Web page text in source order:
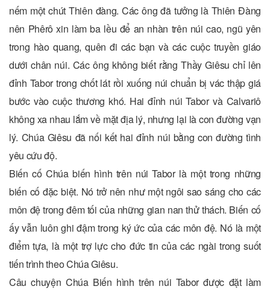
nếm một chút Thiên đàng. Các ông đã tưởng là Thiên Đàng
nên Phêrô xin làm ba lều để an nhàn trên núi cao, ngũ yên
trong hào quang, quên đi các bạn và các cuộc truyền giáo
dưới chân núi. Các ông không biết rằng Thầy Giêsu chỉ lên
đỉnh Tabor trong chốt lát rồi xuống núi chuẩn bị vác thập giá
bước vào cuộc thương khó. Hai đỉnh núi Tabor và Calvariô
không xa nhau lắm về mặt địa lý, nhưng lại là con đường vạn
lý. Chúa Giêsu đã nối kết hai đỉnh núi bằng con đường tình
yêu cứu độ.
Biến cố Chúa biến hình trên núi Tabor là một trong những
biến cố đặc biệt. Nó trở nên như một ngôi sao sáng cho các
môn đệ trong đêm tối của những gian nan thử thách. Biến cố
ấy vẫn luôn ghi đậm trong ký ức của các môn đệ. Nó là một
điểm tựa, là một trợ lực cho đức tin của các ngài trong suốt
tiến trình theo Chúa Giêsu.
Câu chuyện Chúa Biến hình trên núi Tabor được đặt làm